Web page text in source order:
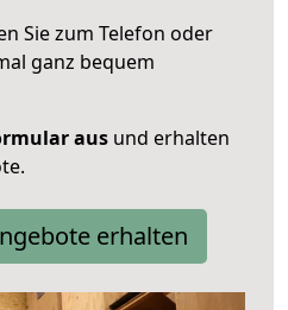
Sie zum Telefon oder
ganz bequem
aus und erhalten
erhalten